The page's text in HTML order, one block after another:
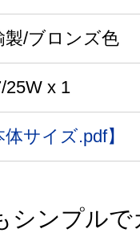
製/ブロンズ色
25W x 1
体サイズ.pdf】
シンプル